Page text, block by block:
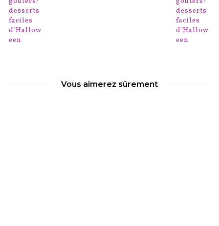
Vous aimerez sûrement